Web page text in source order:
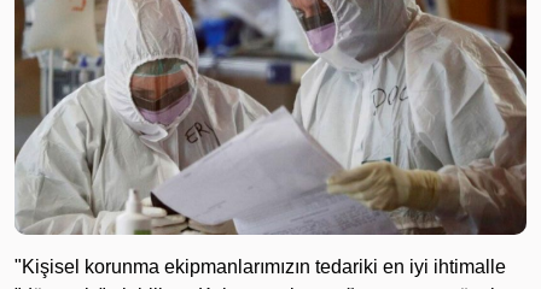
"Kişisel korunma ekipmanlarımızın tedariki en iyi ihtimalle